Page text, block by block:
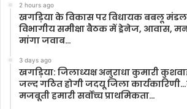
2 hours ago
खगड़िया के विकास पर विधायक बबलू
विभागीय समीक्षा बैठक में ड्रेनेज, आवास,
मांगा जवाब…
3 days ago
खगड़िया: जिलाध्यक्ष अनुराधा कुमारी
जल्द गठित होगी जदयू जिला
मजबूती हमारी सर्वोच्च प्राथमिकता…